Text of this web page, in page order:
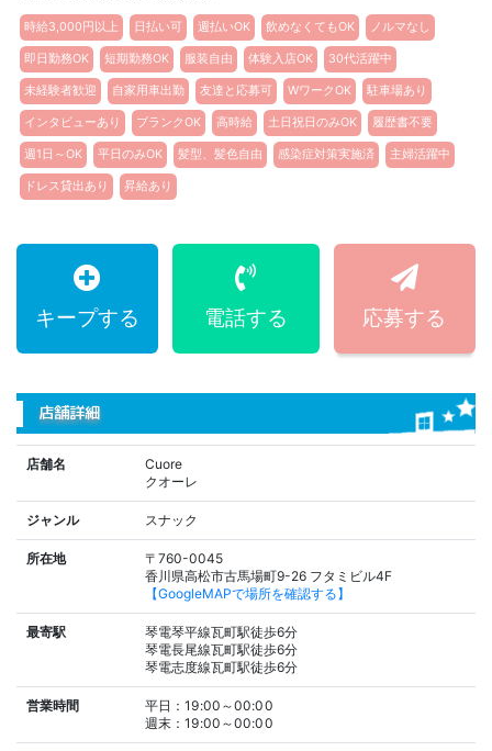
時給3,000円以上 日払い可 週払いOK 飲めなくてもOK ノルマなし
即日勤務OK 短期勤務OK 服装自由 体験入店OK 30代活躍中
未経験者歓迎 自家用車出勤 友達と応募可 WワークOK 駐車場あり
インタビューあり ブランクOK 高時給 土日祝日のみOK 履歴書不要
週1日～OK 平日のみOK 髪型、髪色自由 感染症対策実施済 主婦活躍中
ドレス貸出あり 昇給あり
キープする 電話する 応募する
店舗詳細
店舗名
Cuore
クオーレ
ジャンル スナック
所在地
〒760-0045
香川県高松市古馬場町9-26 フタミビル4F
【GoogleMAPで場所を確認する】
最寄駅
琴電琴平線瓦町駅徒歩6分
琴電長尾線瓦町駅徒歩6分
琴電志度線瓦町駅徒歩6分
営業時間
平日：19:00～00:00
週末：19:00～00:00